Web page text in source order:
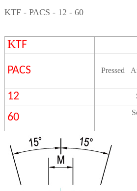
KTF - PACS - 12 - 60
KTF
PACS Pressed
12
60